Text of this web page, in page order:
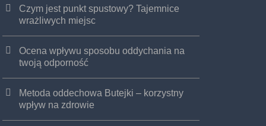
Czym jest punkt spustowy? Tajemnice
wrażliwych miejsc
Ocena wpływu sposobu oddychania na
twoją odporność
Metoda oddechowa Butejki – korzystny
wpływ na zdrowie